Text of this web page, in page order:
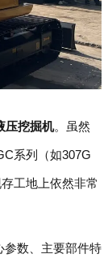
压挖掘机。虽然
系列（如307G
工地上依然非常
参数、主要部件特